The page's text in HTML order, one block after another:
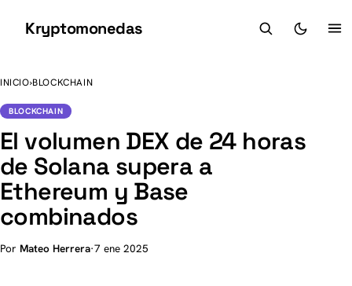
Kryptomonedas
INICIO›BLOCKCHAIN
BLOCKCHAIN
El volumen DEX de 24 horas
de Solana supera a
Ethereum y Base
combinados
Por Mateo Herrera·7 ene 2025